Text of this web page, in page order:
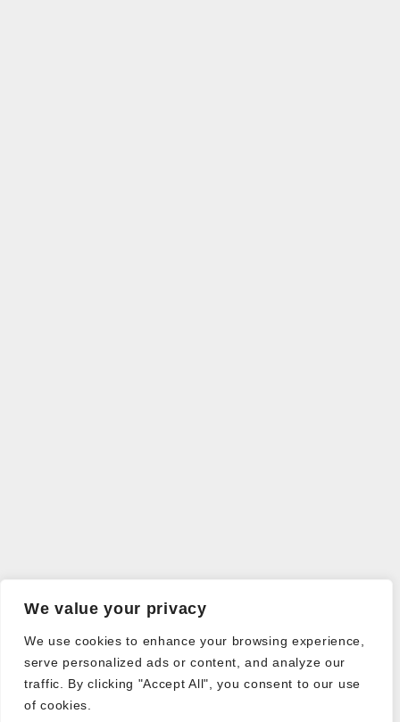
We value your privacy
We use cookies to enhance your browsing experience,
serve personalized ads or content, and analyze our
traffic. By clicking "Accept All", you consent to our use
of cookies.